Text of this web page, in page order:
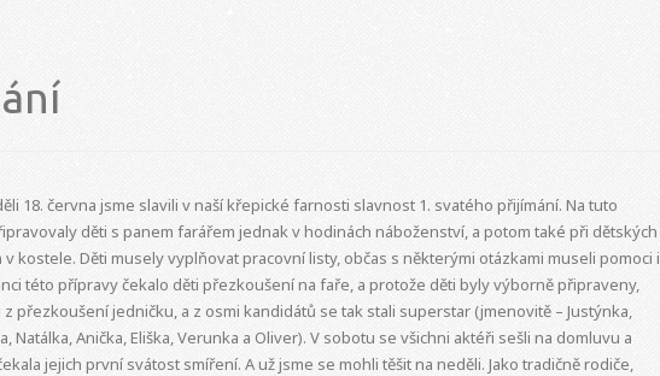
18. června jsme slavili v naší křepické farnosti slavnost 1. svatého přijímání. Na tuto
děti s panem farářem jednak v hodinách náboženství, a potom také při dětských
kostele. Děti musely vyplňovat pracovní listy, občas s některými otázkami museli pomoci i
této přípravy čekalo děti přezkoušení na faře, a protože děti byly výborně připraveny,
přezkoušení jedničku, a z osmi kandidátů se tak stali superstar (jmenovitě – Justýnka,
Natálka, Anička, Eliška, Verunka a Oliver). V sobotu se všichni aktéři sešli na domluvu a
jejich první svátost smíření. A už jsme se mohli těšit na neděli. Jako tradičně rodiče,